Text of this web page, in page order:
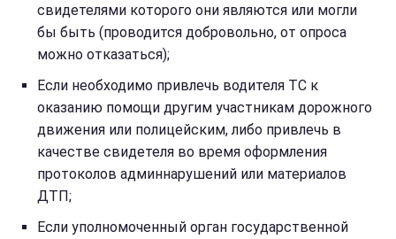
свидетелями которого они являются или могли
бы быть (проводится добровольно, от опроса
можно отказаться);
Если необходимо привлечь водителя ТС к
оказанию помощи другим участникам дорожного
движения или полицейским, либо привлечь в
качестве свидетеля во время оформления
протоколов админнарушений или материалов
ДТП;
Если уполномоченный орган государственной